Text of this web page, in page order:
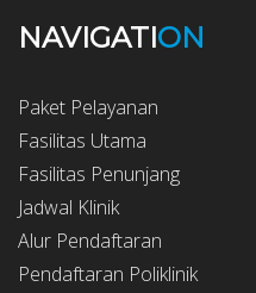
NAVIGATION
Paket Pelayanan
Fasilitas Utama
Fasilitas Penunjang
Jadwal Klinik
Alur Pendaftaran
Pendaftaran Poliklinik